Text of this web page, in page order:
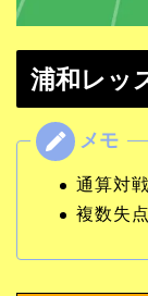
浦和レッ
通算対
複数失